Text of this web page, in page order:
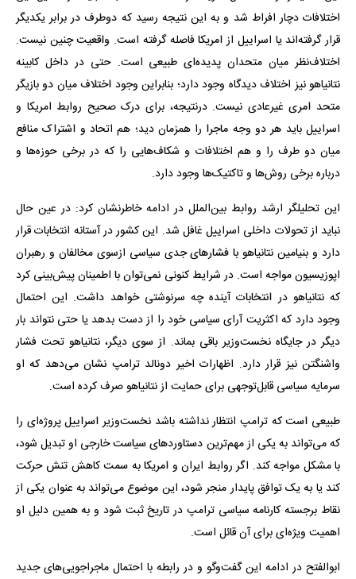
اختلافات دچار افراط شد و به این نتیجه رسید که دوطرف در برابر یکدیگر
قرار گرفته‌اند یا اسراییل از امریکا فاصله گرفته است. واقعیت چنین نیست.
اختلاف‌نظر میان متحدان پدیده‌ای طبیعی است. حتی در داخل کابینه
نتانیاهو نیز اختلاف دیدگاه وجود دارد؛ بنابراین وجود اختلاف میان دو بازیگر
متحد امری غیرعادی نیست. درنتیجه، برای درک صحیح روابط امریکا و
اسراییل باید هر دو وجه ماجرا را همزمان دید؛ هم اتحاد و اشتراک منافع
میان دو طرف را و هم اختلافات و شکاف‌هایی را که در برخی حوزه‌ها و
درباره برخی روش‌ها و تاکتیک‌ها وجود دارد.
این تحلیلگر ارشد روابط بین‌الملل در ادامه خاطرنشان کرد: در عین حال
نباید از تحولات داخلی اسراییل غافل شد. این کشور در آستانه انتخابات قرار
دارد و بنیامین نتانیاهو با فشارهای جدی سیاسی ازسوی مخالفان و رهبران
اپوزیسیون مواجه است. در شرایط کنونی نمی‌توان با اطمینان پیش‌بینی کرد
که نتانیاهو در انتخابات آینده چه سرنوشتی خواهد داشت. این احتمال
وجود دارد که اکثریت آرای سیاسی خود را از دست بدهد یا حتی نتواند بار
دیگر در جایگاه نخست‌وزیر باقی بماند. از سوی دیگر، نتانیاهو تحت فشار
واشنگتن نیز قرار دارد. اظهارات اخیر دونالد ترامپ نشان می‌دهد که او
سرمایه سیاسی قابل‌توجهی برای حمایت از نتانیاهو صرف کرده است.
طبیعی است که ترامپ انتظار نداشته باشد نخست‌وزیر اسراییل پروژه‌ای را
که می‌تواند به یکی از مهم‌ترین دستاوردهای سیاست خارجی او تبدیل شود،
با مشکل مواجه کند. اگر روابط ایران و امریکا به سمت کاهش تنش حرکت
کند یا به یک توافق پایدار منجر شود، این موضوع می‌تواند به عنوان یکی از
نقاط برجسته کارنامه سیاسی ترامپ در تاریخ ثبت شود و به همین دلیل او
اهمیت ویژه‌ای برای آن قائل است.
ابوالفتح در ادامه این گفت‌وگو و در رابطه با احتمال ماجراجویی‌های جدید